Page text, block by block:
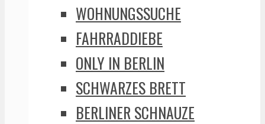
WOHNUNGSSUCHE
FAHRRADDIEBE
ONLY IN BERLIN
SCHWARZES BRETT
BERLINER SCHNAUZE